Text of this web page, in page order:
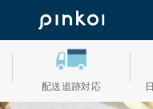
配送追跡対応